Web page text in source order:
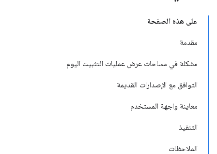
على هذه الصفحة
مقدمة
مشكلة في مساحات عرض عمليات التثبيت اليوم
التوافق مع الإصدارات القديمة
معاينة واجهة المستخدم
التنفيذ
الملاحظات